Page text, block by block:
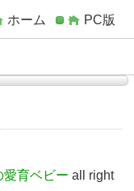
ホーム PC版
育ベビー all right